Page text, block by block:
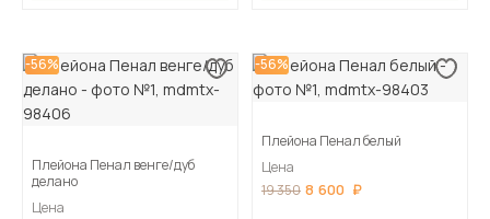
-56%
Плейона Пенал венге/дуб
делано
Цена
-56%
Плейона Пенал белый
Цена
19 350 8 600